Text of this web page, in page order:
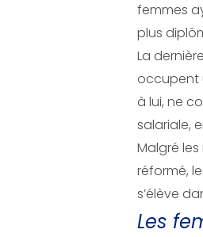
femmes
plus
La
occupent
à lui, ne
salariale,
Malgré
réformé,
s’élève
Les